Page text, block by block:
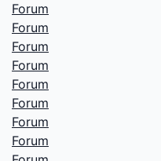
Forum
Forum
Forum
Forum
Forum
Forum
Forum
Forum